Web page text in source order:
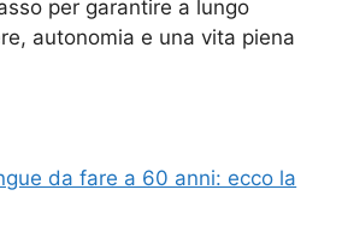
per garantire a lungo
autonomia e una vita piena
da fare a 60 anni: ecco la